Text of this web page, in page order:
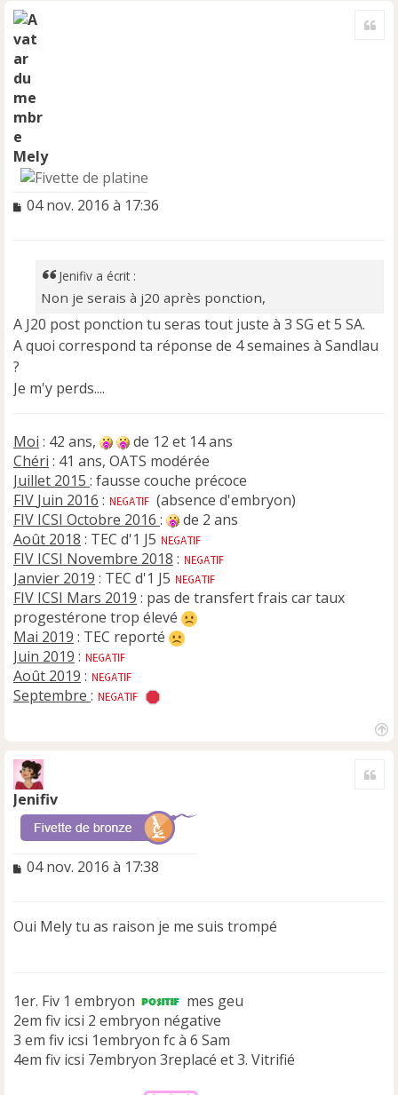
Mely
M
n
o
n
u
04 nov. 2016 à 17:36
Jenifiv a écrit :
Non je serais à j20 après ponction,
A J20 post ponction tu seras tout juste à 3 SG et 5 SA.
A quoi correspond ta réponse de 4 semaines à Sandlau
?
Je m'y perds....
Moi : 42 ans,
de 12 et 14 ans
Chéri : 41 ans, OATS modérée
Juillet 2015 : fausse couche précoce
FIV Juin 2016 :
(absence d'embryon)
FIV ICSI Octobre 2016 :
de 2 ans
Août 2018 : TEC d'1 J5
FIV ICSI Novembre 2018 :
Janvier 2019 : TEC d'1 J5
FIV ICSI Mars 2019 : pas de transfert frais car taux
progestérone trop élevé
Mai 2019 : TEC reporté
Juin 2019 :
Août 2019 :
Septembre :
Jenifiv
M
a
o
n
u
04 nov. 2016 à 17:38
Oui Mely tu as raison je me suis trompé
1er. Fiv 1 embryon
mes geu
2em fiv icsi 2 embryon négative
3 em fiv icsi 1embryon fc à 6 Sam
4em fiv icsi 7embryon 3replacé et 3. Vitrifié